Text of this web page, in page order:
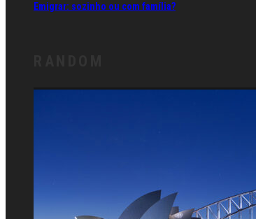
Emigrar: sozinho ou com família?